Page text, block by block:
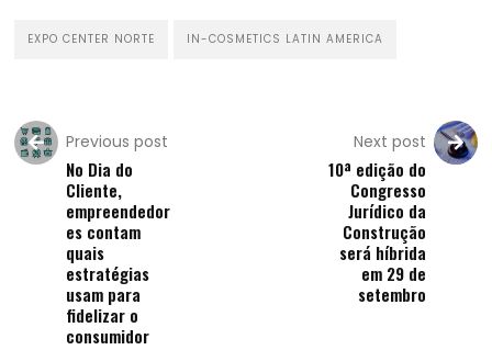
EXPO CENTER NORTE IN-COSMETICS LATIN AMERICA
Previous post
No Dia do
Cliente,
empreendedor
es contam
quais
estratégias
usam para
fidelizar o
consumidor
Next post
10ª edição do
Congresso
Jurídico da
Construção
será híbrida
em 29 de
setembro